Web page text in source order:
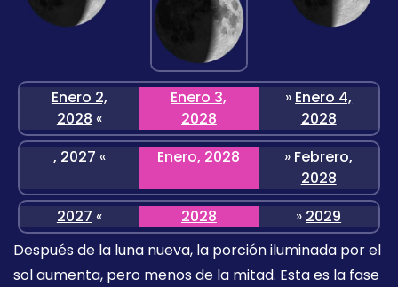
Enero 2,
2028 «
Enero 3,
2028
» Enero 4,
2028
, 2027 « Enero, 2028 » Febrero,
2028
2027 « 2028 » 2029
Después de la luna nueva, la porción iluminada por el
sol aumenta, pero menos de la mitad. Esta es la fase